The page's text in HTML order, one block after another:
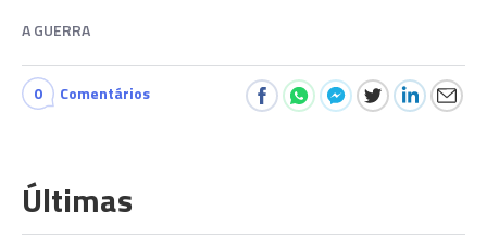
A GUERRA
0 Comentários
Últimas